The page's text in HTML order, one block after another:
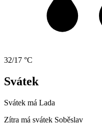
32/17 °C
Svátek
Svátek má Lada
Zítra má svátek Soběslav